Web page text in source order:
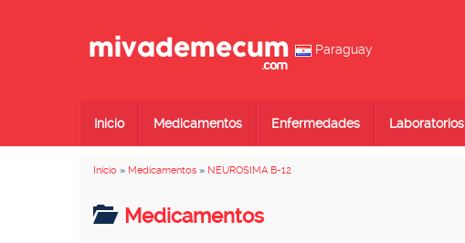
Paraguay
Inicio Medicamentos Enfermedades Laboratorios
Inicio » Medicamentos » NEUROSIMA B-12
Medicamentos